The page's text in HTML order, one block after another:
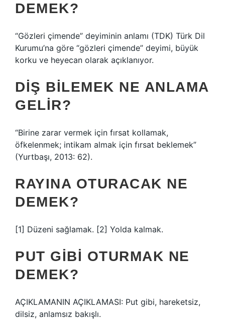
DEMEK?
“Gözleri çimende” deyiminin anlamı (TDK) Türk Dil
Kurumu’na göre “gözleri çimende” deyimi, büyük
korku ve heyecan olarak açıklanıyor.
DIŞ BILEMEK NE ANLAMA
GELIR?
“Birine zarar vermek için fırsat kollamak,
öfkelenmek; intikam almak için fırsat beklemek”
(Yurtbaşı, 2013: 62).
RAYINA OTURACAK NE
DEMEK?
[1] Düzeni sağlamak. [2] Yolda kalmak.
PUT GIBI OTURMAK NE
DEMEK?
AÇIKLAMANIN AÇIKLAMASI: Put gibi, hareketsiz,
dilsiz, anlamsız bakışlı.